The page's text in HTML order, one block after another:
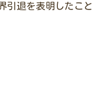
引退を表明したこと